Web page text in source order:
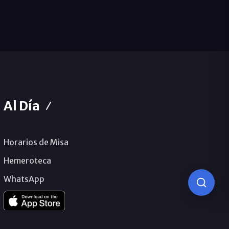
Al Día
Horarios de Misa
Hemeroteca
WhatsApp